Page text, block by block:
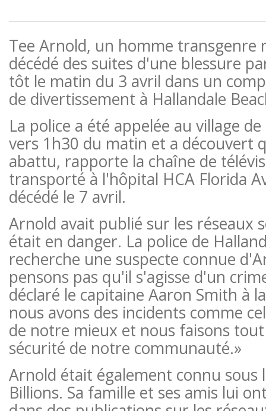
Tee Arnold, un homme transgenre
décédé des suites d'une blessure
tôt le matin du 3 avril dans un
de divertissement à Hallandale
La police a été appelée au village
vers 1h30 du matin et a découvert
abattu, rapporte la chaîne de
transporté à l'hôpital HCA Florida
décédé le 7 avril.
Arnold avait publié sur les réseaux
était en danger. La police de
recherche une suspecte connue
pensons pas qu'il s'agisse d'un
déclaré le capitaine Aaron Smith à
nous avons des incidents comme
de notre mieux et nous faisons
sécurité de notre communauté.»
Arnold était également connu sous
Billions. Sa famille et ses amis lui